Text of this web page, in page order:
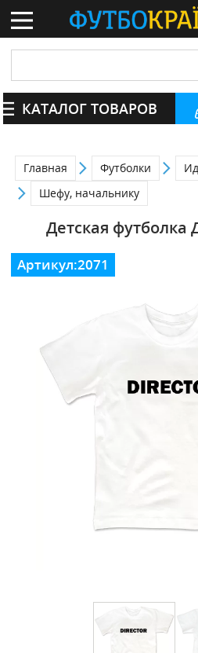
КАТАЛОГ ТОВАРОВ
Главная Футболки
Шефу, начальнику
Детская футболка
Артикул:2071